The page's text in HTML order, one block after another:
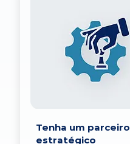
Tenha um parceiro
estratégico